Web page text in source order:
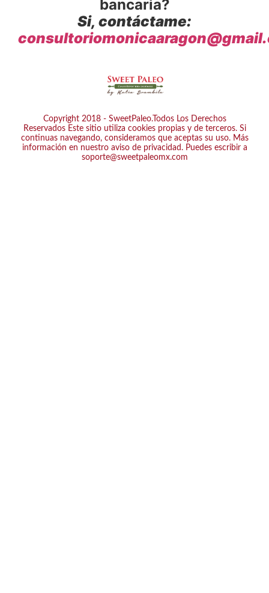
bancaria?
Si, contáctame:
Copyright 2018 - SweetPaleo.Todos Los Derechos
Reservados Este sitio utiliza cookies propias y de terceros. Si
continuas navegando, consideramos que aceptas su uso. Más
información en nuestro aviso de privacidad. Puedes escribir a
soporte@sweetpaleomx.com